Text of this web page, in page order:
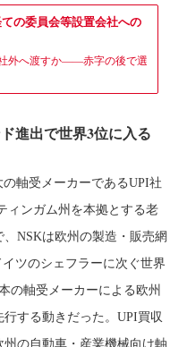
の委員会等設置会社への
外へ渡すか——赤字の後で選
進出で世界3位に入る
軸受メーカーであるUPI社
ィンガム州を本拠とする老
NSKは欧州の製造・販売網
ツのシェフラーに次ぐ世界
の軸受メーカーによる欧州
する動きだった。UPI買収
の自動車・産業機械向け軸